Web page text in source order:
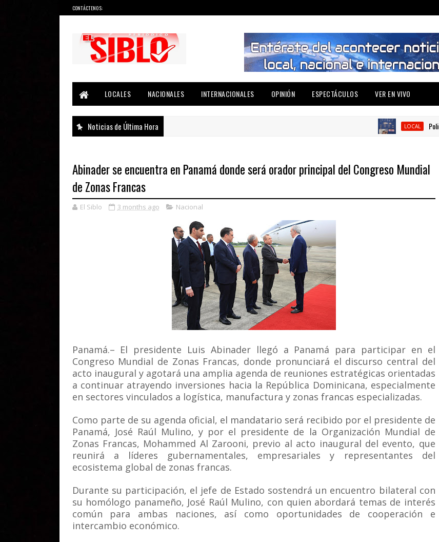
CONTÁCTENOS:
LOCALES
NACIONALES INTERNACIONALES OPINIÓN ESPECTÁCULOS VER EN VIVO
Noticias de Última Hora LOCAL Policía
Abinader se encuentra en Panamá donde será orador principal del Congreso Mundial
de Zonas Francas
El Siblo 3 months ago Nacional
Panamá.– El presidente Luis Abinader llegó a Panamá para participar en el
Congreso Mundial de Zonas Francas, donde pronunciará el discurso central del
acto inaugural y agotará una amplia agenda de reuniones estratégicas orientadas
a continuar atrayendo inversiones hacia la República Dominicana, especialmente
en sectores vinculados a logística, manufactura y zonas francas especializadas.
Como parte de su agenda oficial, el mandatario será recibido por el presidente de
Panamá, José Raúl Mulino, y por el presidente de la Organización Mundial de
Zonas Francas, Mohammed Al Zarooni, previo al acto inaugural del evento, que
reunirá a líderes gubernamentales, empresariales y representantes del
ecosistema global de zonas francas.
Durante su participación, el jefe de Estado sostendrá un encuentro bilateral con
su homólogo panameño, José Raúl Mulino, con quien abordará temas de interés
común para ambas naciones, así como oportunidades de cooperación e
intercambio económico.